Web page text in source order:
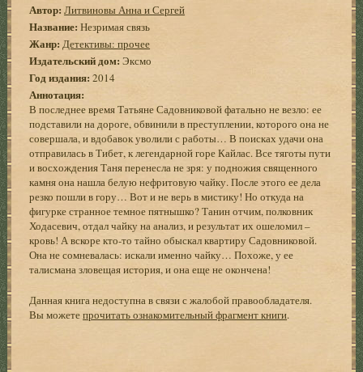
Автор: Литвиновы Анна и Сергей
Название: Незримая связь
Жанр: Детективы: прочее
Издательский дом: Эксмо
Год издания: 2014
Аннотация:
В последнее время Татьяне Садовниковой фатально не везло: ее
подставили на дороге, обвинили в преступлении, которого она не
совершала, и вдобавок уволили с работы… В поисках удачи она
отправилась в Тибет, к легендарной горе Кайлас. Все тяготы пути
и восхождения Таня перенесла не зря: у подножия священного
камня она нашла белую нефритовую чайку. После этого ее дела
резко пошли в гору… Вот и не верь в мистику! Но откуда на
фигурке странное темное пятнышко? Танин отчим, полковник
Ходасевич, отдал чайку на анализ, и результат их ошеломил –
кровь! А вскоре кто-то тайно обыскал квартиру Садовниковой.
Она не сомневалась: искали именно чайку… Похоже, у ее
талисмана зловещая история, и она еще не окончена!
Данная книга недоступна в связи с жалобой правообладателя.
Вы можетепрочитать ознакомительный фрагмент книги.